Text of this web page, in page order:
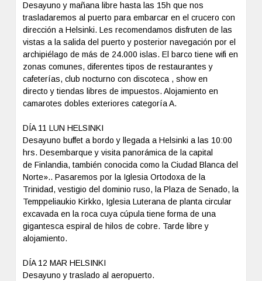
Desayuno y mañana libre hasta las 15h que nos
trasladaremos al puerto para embarcar en el crucero con
dirección a Helsinki. Les recomendamos disfruten de las
vistas a la salida del puerto y posterior navegación por el
archipiélago de más de 24.000 islas. El barco tiene wifi en
zonas comunes, diferentes tipos de restaurantes y
cafeterías, club nocturno con discoteca , show en
directo y tiendas libres de impuestos. Alojamiento en
camarotes dobles exteriores categoría A.
DÍA 11 LUN HELSINKI
Desayuno buffet a bordo y llegada a Helsinki a las 10:00
hrs. Desembarque y visita panorámica de la capital
de Finlandia, también conocida como la Ciudad Blanca del
Norte».. Pasaremos por la Iglesia Ortodoxa de la
Trinidad, vestigio del dominio ruso, la Plaza de Senado, la
Temppeliaukio Kirkko, Iglesia Luterana de planta circular
excavada en la roca cuya cúpula tiene forma de una
gigantesca espiral de hilos de cobre. Tarde libre y
alojamiento.
DÍA 12 MAR HELSINKI
Desayuno y traslado al aeropuerto.